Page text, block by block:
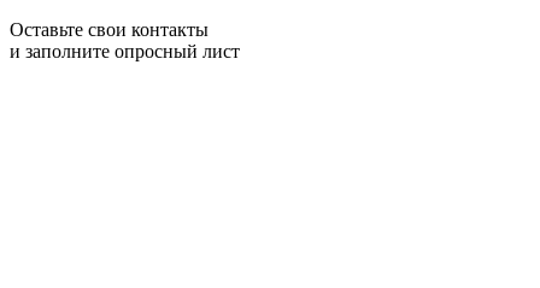
Оставьте свои контакты
и заполните опросный лист